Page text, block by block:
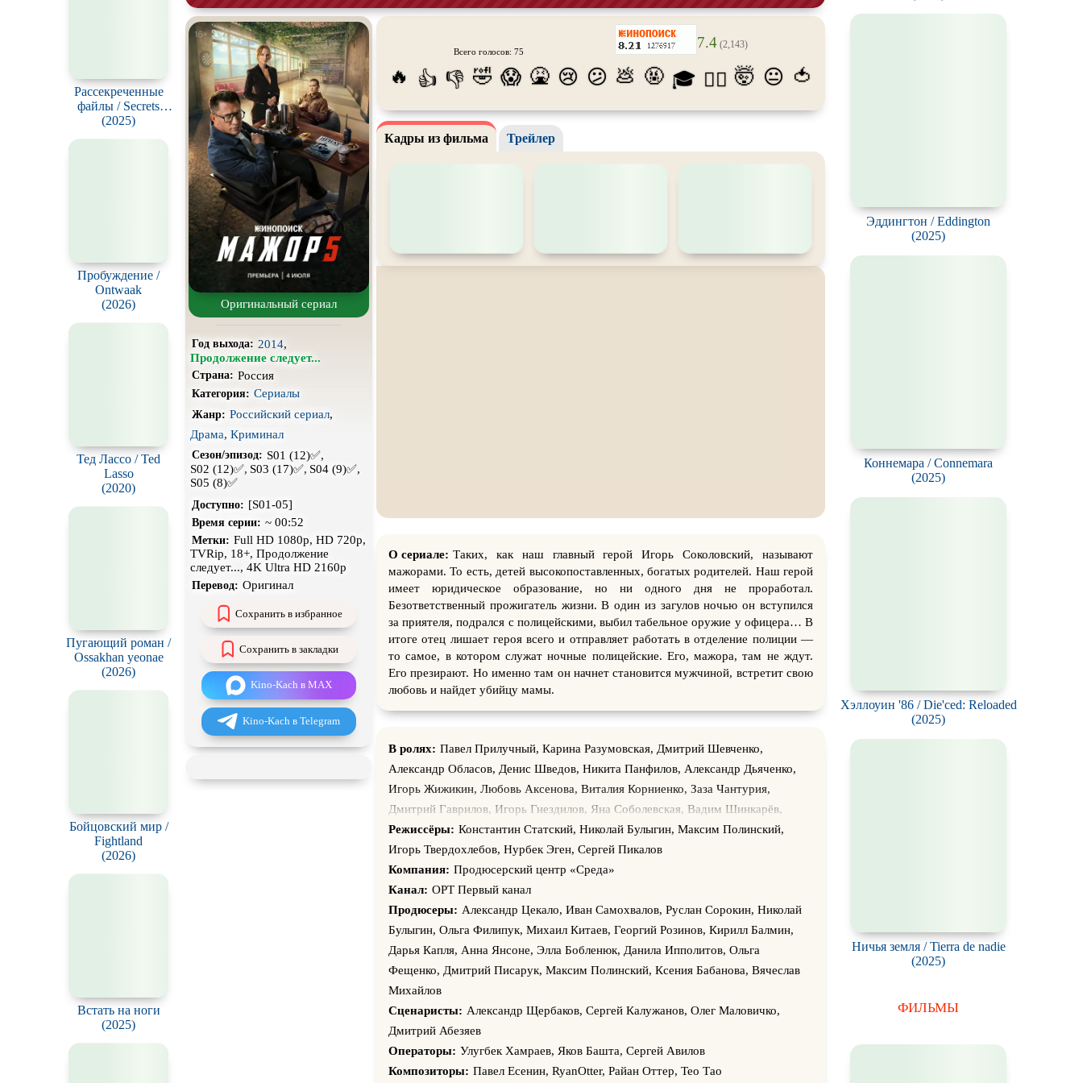
Рассекреченные
файлы / Secrets
Пробуждение /
Тед Лассо / Ted
Про апокалипсис Про богов Про вампиров
Про ведьм Про викингов Про выживание Про гангстеров
Про гонки Про деревню Про динозавров Про драконов
Про животных Про зомби Про инопланетян
Про корабли и подводные
Про космос
Про любовь Про маньяков и
Про оборотней Про пиратов
Про роботов
Про снайперов
Про футбол Про хакеров Про хоккей ифигурное
Про шпионов
Стимпанк
Экранизация
Оригинальный сериал
Год выхода: 2014,
Продолжение следует...
Страна: Россия
Категория: Сериалы
Жанр: Российский сериал,
Драма, Криминал
Сезон/эпизод: S01 (12)✅,
S02 (12)✅, S03 (17)✅, S04 (9)✅,
S05 (8)✅
Доступно: [S01-05]
Время серии: ~ 00:52
Метки: Full HD 1080p, HD 720p,
TVRip, 18+, Продолжение
следует..., 4K Ultra HD 2160p
Перевод: Оригинал
Сохранить в избранное
Сохранить в закладки
Kino-Kach в MAX
Kino-Kach в Telegram
Всего голосов: 75
7.4 (2,143)
🔥 👍 👎 🤣 😱 🤮 😢 😕 💩 🤬 🎓 😵‍💫 🤯 😐 🍅
Кадры из фильма Трейлер
О сериале: Таких, как наш главный герой Игорь Соколовский, называют
мажорами. То есть, детей высокопоставленных, богатых родителей. Наш герой
имеет юридическое образование, но ни одного дня не проработал.
Безответственный прожигатель жизни. В один из загулов ночью он вступился
за приятеля, подрался с полицейскими, выбил табельное оружие у офицера… В
итоге отец лишает героя всего и отправляет работать в отделение полиции —
то самое, в котором служат ночные полицейские. Его, мажора, там не ждут.
Его презирают. Но именно там он начнет становится мужчиной, встретит свою
любовь и найдет убийцу мамы.
В ролях: Павел Прилучный, Карина Разумовская, Дмитрий Шевченко,
Александр Обласов, Денис Шведов, Никита Панфилов, Александр Дьяченко,
Игорь Жижикин, Любовь Аксенова, Виталия Корниенко, Заза Чантурия,
Дмитрий Гаврилов, Игорь Гнездилов, Яна Соболевская, Вадим Шинкарёв,
Антонина Макарчук, Улугбек Хамраев, Татьяна Лялина, Михаил Кришталь,
Олесь Кацион, Елена Бондарева-Репина, Константин Данилюк, Александр
Щербаков, Анастасия Гиренкова, Юлия Гершаник, Александр Крыжановский,
Марина Анисович, Марина Дьяконенко, Алексей Крылов, Саак Дурян, Юрий
Потапенко, Виктория Корсун, Людмила Дементьева, Вениамин Прибура,
Владимир Мовчан, Антон Вахлиовский, Роман Лях, Виталий Кононов,
Вячеслав Никоноров, Никита Скоморохов, Марьяна Кирсанова, Павел
Сергиенко, Юрий Шульган, Сергей Малюга, Светлана Орличенко, Андрей
Кронглевский, Сергей Беседин, Андрей Валенский, Андрей Колесник, Максим
Пониматченко, Роман Ёлкин, Вадим Лялько, Андрей Титченко, Елена Хижная,
Галина Стрижевская, Денис Шленков, Дария Гомес, Владимир Брест, Анна
Андрусенко, Антон Ерёмин, Роман Халаимов, Олег Москаленко, Лейла
Меметова, Артем Мяус, Руслан Никоненко, Виктор Семирозуменко, Элла
Режиссёры: Константин Статский, Николай Булыгин, Максим Полинский,
Игорь Твердохлебов, Нурбек Эген, Сергей Пикалов
Компания: Продюсерский центр «Среда»
Канал: ОРТ Первый канал
Продюсеры: Александр Цекало, Иван Самохвалов, Руслан Сорокин, Николай
Булыгин, Ольга Филипук, Михаил Китаев, Георгий Розинов, Кирилл Балмин,
Дарья Капля, Анна Янсоне, Элла Бобленюк, Данила Ипполитов, Ольга
Фещенко, Дмитрий Писарук, Максим Полинский, Ксения Бабанова, Вячеслав
Михайлов
Сценаристы: Александр Щербаков, Сергей Калужанов, Олег Маловичко,
Дмитрий Абезяев
Операторы: Улугбек Хамраев, Яков Башта, Сергей Авилов
Композиторы: Павел Есенин, RyanOtter, Райан Оттер, Тео Тао
Эддингтон / Eddington
(2025)
Коннемара / Connemara
(2025)
Хэллоуин '86 / Die'ced: Reloaded
(2025)
Ничья земля / Tierra de nadie
(2025)
ФИЛЬМЫ